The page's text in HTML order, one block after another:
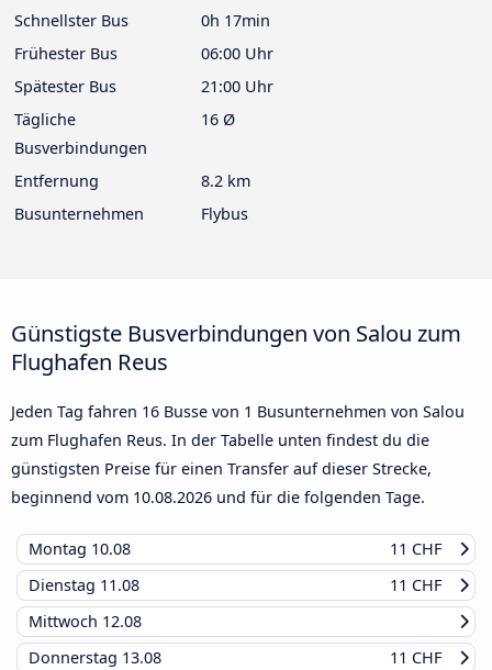
Schnellster Bus
0h 17min
Frühester Bus
06:00 Uhr
Spätester Bus
21:00 Uhr
Tägliche
Busverbindungen
16 Ø
Entfernung
8.2 km
Busunternehmen
Flybus
Günstigste Busverbindungen von Salou zum
Flughafen Reus
Jeden Tag fahren 16 Busse von 1 Busunternehmen von Salou
zum Flughafen Reus. In der Tabelle unten findest du die
günstigsten Preise für einen Transfer auf dieser Strecke,
beginnend vom 10.08.2026 und für die folgenden Tage.
Montag 10.08
11 CHF
Dienstag 11.08
11 CHF
Mittwoch 12.08
Donnerstag 13.08
11 CHF